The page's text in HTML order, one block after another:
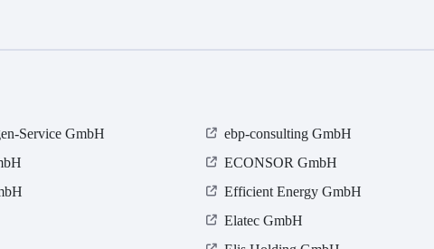
Service GmbH
ebp-consulting GmbH
ECONSOR GmbH
Efficient Energy GmbH
Elatec GmbH